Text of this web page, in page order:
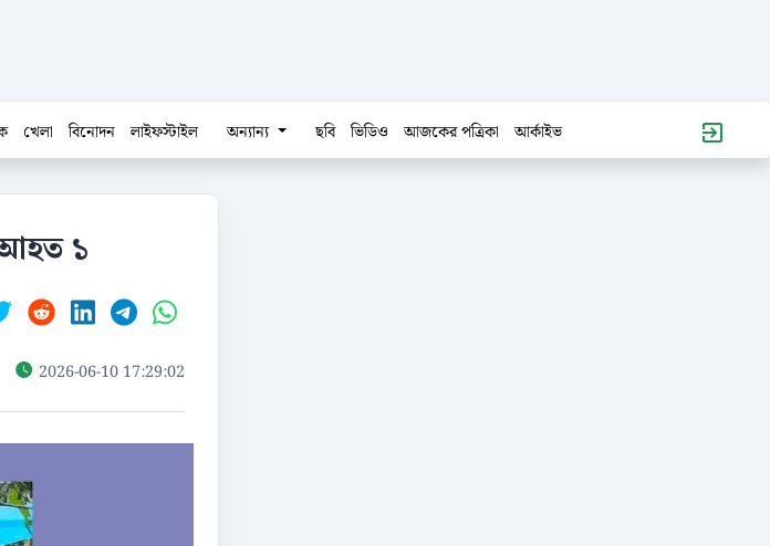
খেলা বিনোদন লাইফস্টাইল অন্যান্য ছবি ভিডিও আজকের পত্রিকা আর্কাইভ
আহত ১
2026-06-10 17:29:02